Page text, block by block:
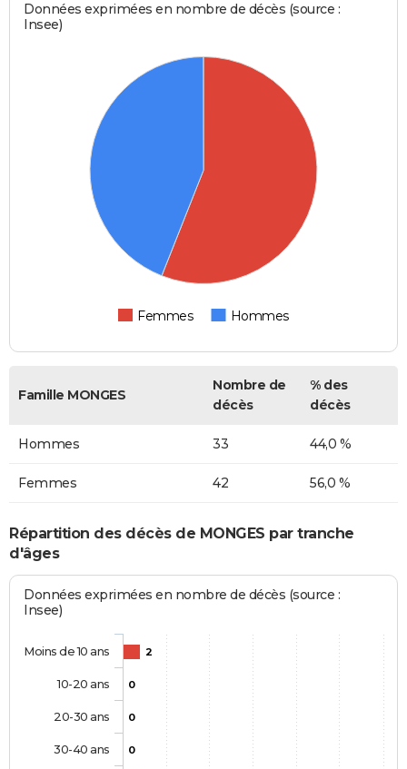
Données exprimées en nombre de décès (source :
Insee)
Femmes Hommes
Famille MONGES
Nombre de
décès
% des
décès
Hommes 33 44,0 %
Femmes 42 56,0 %
Répartition des décès de MONGES par tranche
d'âges
Données exprimées en nombre de décès (source :
Insee)
2
0
0
0
Moins de 10 ans
10-20 ans
20-30 ans
30-40 ans